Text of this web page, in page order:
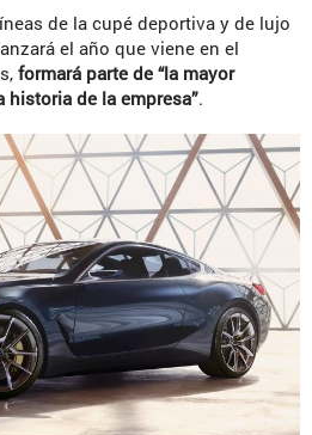
de la cupé deportiva y de lujo
el año que viene en el
formará parte de “la mayor
de la empresa”.